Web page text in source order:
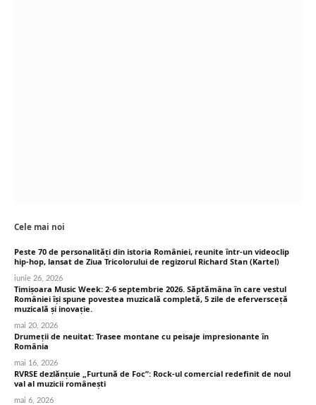
Cele mai noi
Peste 70 de personalități din istoria României, reunite într-un videoclip
hip-hop, lansat de Ziua Tricolorului de regizorul Richard Stan (Kartel)
iunie 26, 2026
Timișoara Music Week: 2-6 septembrie 2026. Săptămâna în care vestul
României își spune povestea muzicală completă, 5 zile de eferversceță
muzicală și inovație.
mai 20, 2026
Drumeții de neuitat: Trasee montane cu peisaje impresionante în
România
mai 16, 2026
RVRSE dezlănțuie „Furtună de Foc”: Rock-ul comercial redefinit de noul
val al muzicii românești
mai 6, 2026